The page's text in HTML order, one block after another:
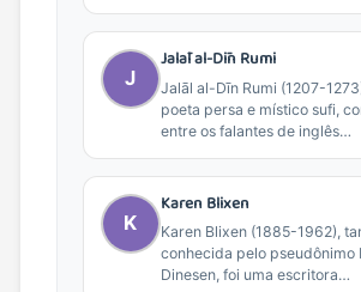
J
Jalāl al-Dīn Rumi
Jalāl al-Dīn Rumi (1207-
poeta persa e místico sufi,
entre os falantes de inglês
K
Karen Blixen
Karen Blixen (1885-1962),
conhecida pelo pseudônimo
Dinesen, foi uma escritora